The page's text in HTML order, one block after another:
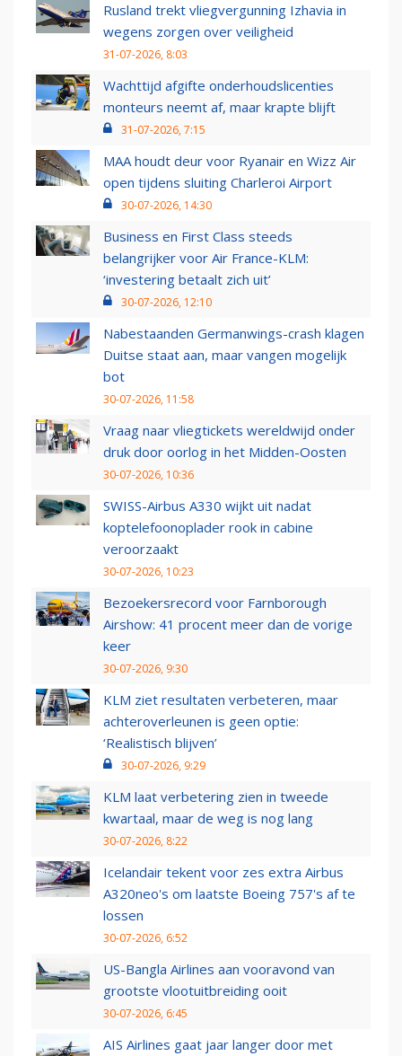
Rusland trekt vliegvergunning Izhavia in
wegens zorgen over veiligheid
31-07-2026, 8:03
Wachttijd afgifte onderhoudslicenties
monteurs neemt af, maar krapte blijft
31-07-2026, 7:15
MAA houdt deur voor Ryanair en Wizz Air
open tijdens sluiting Charleroi Airport
30-07-2026, 14:30
Business en First Class steeds
belangrijker voor Air France-KLM:
‘investering betaalt zich uit’
30-07-2026, 12:10
Nabestaanden Germanwings-crash klagen
Duitse staat aan, maar vangen mogelijk
bot
30-07-2026, 11:58
Vraag naar vliegtickets wereldwijd onder
druk door oorlog in het Midden-Oosten
30-07-2026, 10:36
SWISS-Airbus A330 wijkt uit nadat
koptelefoonoplader rook in cabine
veroorzaakt
30-07-2026, 10:23
Bezoekersrecord voor Farnborough
Airshow: 41 procent meer dan de vorige
keer
30-07-2026, 9:30
KLM ziet resultaten verbeteren, maar
achteroverleunen is geen optie:
‘Realistisch blijven’
30-07-2026, 9:29
KLM laat verbetering zien in tweede
kwartaal, maar de weg is nog lang
30-07-2026, 8:22
Icelandair tekent voor zes extra Airbus
A320neo's om laatste Boeing 757's af te
lossen
30-07-2026, 6:52
US-Bangla Airlines aan vooravond van
grootste vlootuitbreiding ooit
30-07-2026, 6:45
AIS Airlines gaat jaar langer door met